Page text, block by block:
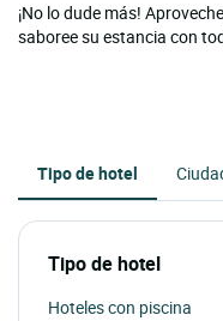
¡No lo dude más!
saboree su estancia con
Tipo de hotel
Tipo de hotel
Hoteles con piscina